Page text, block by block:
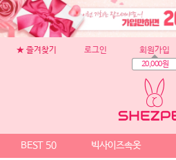
★ 즐겨찾기 로그인 회원가입
20,000원
BEST 50 빅사이즈속옷